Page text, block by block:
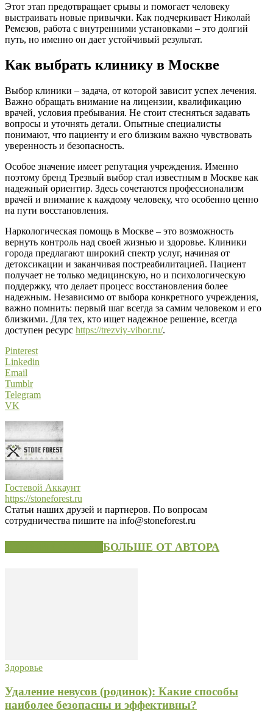
Этот этап предотвращает срывы и помогает человеку
выстраивать новые привычки. Как подчеркивает Николай
Ремезов, работа с внутренними установками – это долгий
путь, но именно он дает устойчивый результат.
Как выбрать клинику в Москве
Выбор клиники – задача, от которой зависит успех лечения.
Важно обращать внимание на лицензии, квалификацию
врачей, условия пребывания. Не стоит стесняться задавать
вопросы и уточнять детали. Опытные специалисты
понимают, что пациенту и его близким важно чувствовать
уверенность и безопасность.
Особое значение имеет репутация учреждения. Именно
поэтому бренд Трезвый выбор стал известным в Москве как
надежный ориентир. Здесь сочетаются профессионализм
врачей и внимание к каждому человеку, что особенно ценно
на пути восстановления.
Наркологическая помощь в Москве – это возможность
вернуть контроль над своей жизнью и здоровье. Клиники
города предлагают широкий спектр услуг, начиная от
детоксикации и заканчивая постреабилитацией. Пациент
получает не только медицинскую, но и психологическую
поддержку, что делает процесс восстановления более
надежным. Независимо от выбора конкретного учреждения,
важно помнить: первый шаг всегда за самим человеком и его
близкими. Для тех, кто ищет надежное решение, всегда
доступен ресурс https://trezviy-vibor.ru/.
Pinterest
Linkedin
Email
Tumblr
Telegram
VK
Гостевой Аккаунт
https://stoneforest.ru
Статьи наших друзей и партнеров. По вопросам
сотрудничества пишите на info@stoneforest.ru
БОЛЬШЕ ОТ АВТОРА
Здоровье
Удаление невусов (родинок): Какие способы
наиболее безопасны и эффективны?